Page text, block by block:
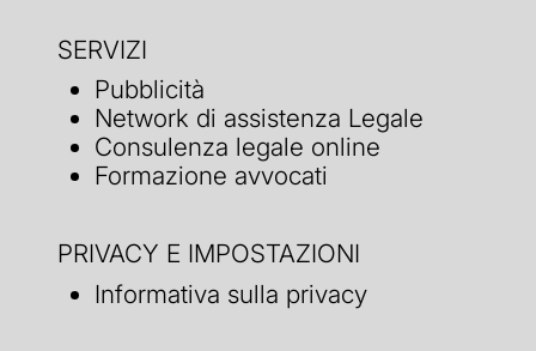
SERVIZI
Pubblicità
Network di assistenza Legale
Consulenza legale online
Formazione avvocati
PRIVACY E IMPOSTAZIONI
Informativa sulla privacy